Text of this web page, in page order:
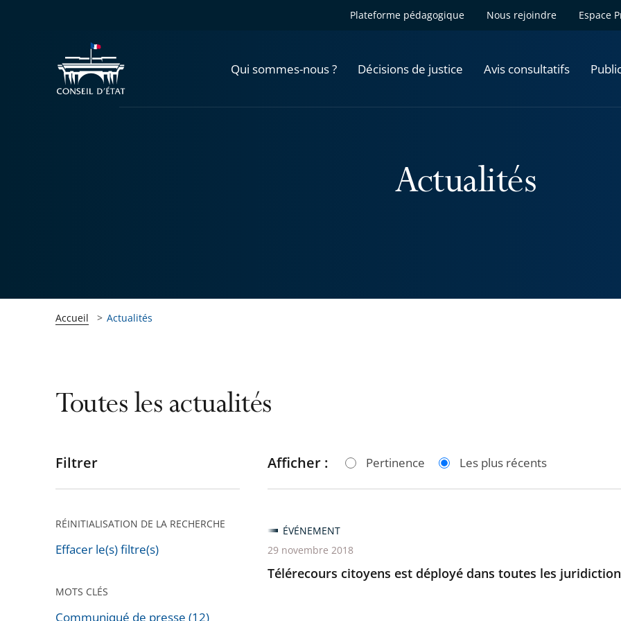
Plateforme pédagogique Nous rejoindre Espace
Qui sommes-nous ? Décisions de justice Avis consultatifs
Actualités
Accueil Actualités
Toutes les actualités
Passer
pour
après
Filtrer
RÉINITIALISATION DE LA RECHERCHE
Effacer le(s) filtre(s)
MOTS CLÉS
Communiqué de presse (12)
Afficher : Pertinence Les plus récents
Télérecours citoyens est déployé dans toutes les
ÉVÉNEMENT
29 novembre 2018